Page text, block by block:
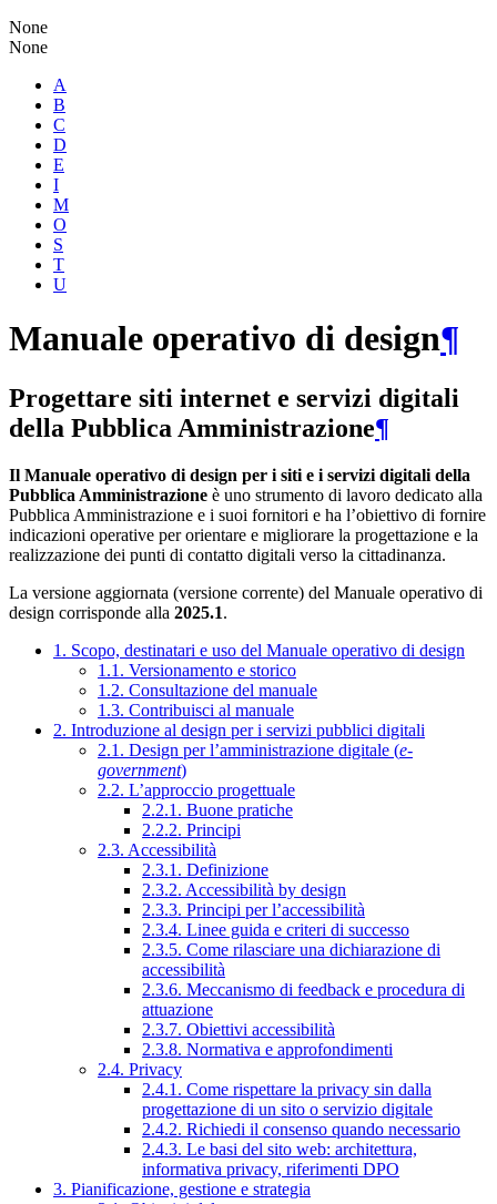
None
None
A
B
C
D
E
I
M
O
S
T
U
Manuale operativo di design¶
Progettare siti internet e servizi digitali
della Pubblica Amministrazione¶
Il Manuale operativo di design per i siti e i servizi digitali della
Pubblica Amministrazione è uno strumento di lavoro dedicato alla
Pubblica Amministrazione e i suoi fornitori e ha l’obiettivo di fornire
indicazioni operative per orientare e migliorare la progettazione e la
realizzazione dei punti di contatto digitali verso la cittadinanza.
La versione aggiornata (versione corrente) del Manuale operativo di
design corrisponde alla 2025.1.
1. Scopo, destinatari e uso del Manuale operativo di design
1.1. Versionamento e storico
1.2. Consultazione del manuale
1.3. Contribuisci al manuale
2. Introduzione al design per i servizi pubblici digitali
2.1. Design per l’amministrazione digitale (e-
government)
2.2. L’approccio progettuale
2.2.1. Buone pratiche
2.2.2. Principi
2.3. Accessibilità
2.3.1. Definizione
2.3.2. Accessibilità by design
2.3.3. Principi per l’accessibilità
2.3.4. Linee guida e criteri di successo
2.3.5. Come rilasciare una dichiarazione di
accessibilità
2.3.6. Meccanismo di feedback e procedura di
attuazione
2.3.7. Obiettivi accessibilità
2.3.8. Normativa e approfondimenti
2.4. Privacy
2.4.1. Come rispettare la privacy sin dalla
progettazione di un sito o servizio digitale
2.4.2. Richiedi il consenso quando necessario
2.4.3. Le basi del sito web: architettura,
informativa privacy, riferimenti DPO
3. Pianificazione, gestione e strategia